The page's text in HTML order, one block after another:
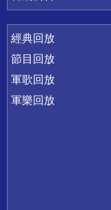
經典回放
節目回放
軍歌回放
軍樂回放